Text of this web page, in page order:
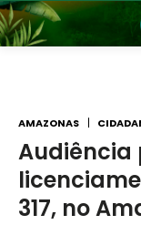
AMAZONAS
Audiência
317, no